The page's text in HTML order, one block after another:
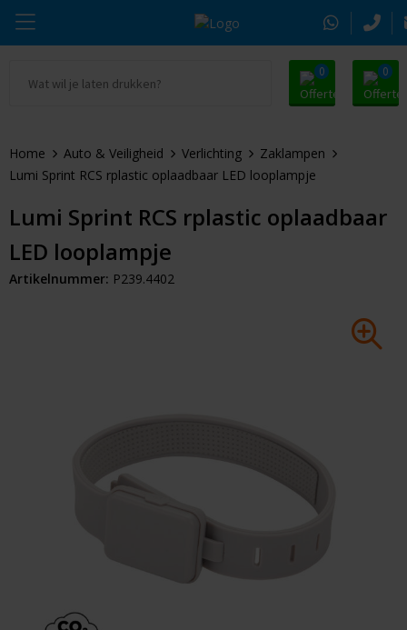
0 0
Drinkwaren
Tassen & Reizen
Huis & Lifestyle
Outdoor & Vrije Tijd
Gezondheid & Verzorging
Paraplu's
Alle promosnoepje
Zomer
Kerst
Thule
Alle merken
Home Auto & Veiligheid Verlichting
Zaklampen
Lumi Sprint RCS rplastic oplaadbaar LED looplampje
Lumi Sprint RCS rplastic oplaadbaar
LED looplampje
Artikelnummer: P239.4402